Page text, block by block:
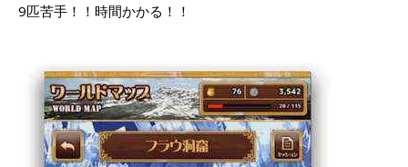
9匹苦手！！時間かかる！！